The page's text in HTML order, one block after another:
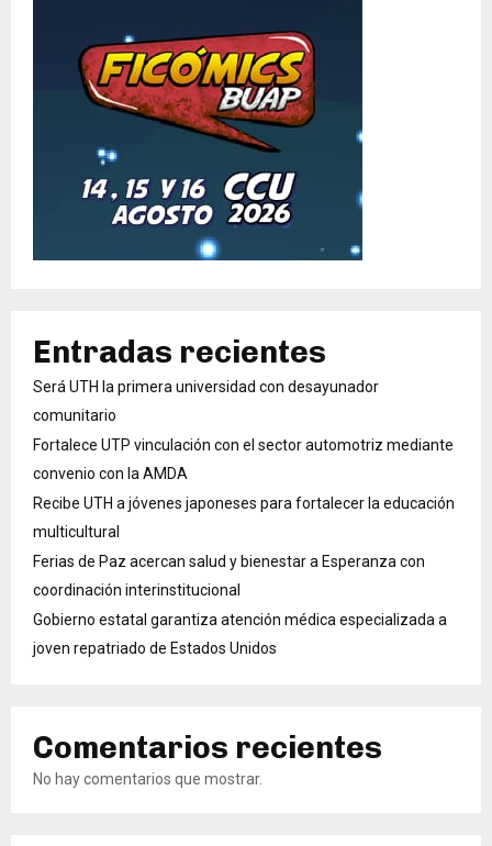
Entradas recientes
Será UTH la primera universidad con desayunador
comunitario
Fortalece UTP vinculación con el sector automotriz mediante
convenio con la AMDA
Recibe UTH a jóvenes japoneses para fortalecer la educación
multicultural
Ferias de Paz acercan salud y bienestar a Esperanza con
coordinación interinstitucional
Gobierno estatal garantiza atención médica especializada a
joven repatriado de Estados Unidos
Comentarios recientes
No hay comentarios que mostrar.